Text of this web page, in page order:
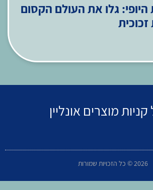
גלו את העולם הקסום
מוצרים אונליין
2026 © כל הזכויות שמורות